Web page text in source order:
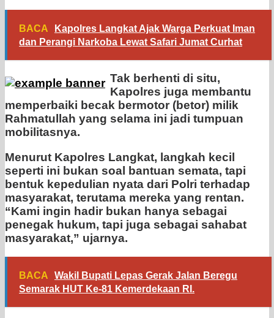
BACA
Kapolres Langkat Ajak Warga Perkuat Iman
dan Perangi Narkoba Lewat Safari Jumat Curhat
Tak berhenti di situ,
Kapolres juga membantu
memperbaiki becak bermotor (betor) milik
Rahmatullah yang selama ini jadi tumpuan
mobilitasnya.
Menurut Kapolres Langkat, langkah kecil
seperti ini bukan soal bantuan semata, tapi
bentuk kepedulian nyata dari Polri terhadap
masyarakat, terutama mereka yang rentan.
“Kami ingin hadir bukan hanya sebagai
penegak hukum, tapi juga sebagai sahabat
masyarakat,” ujarnya.
BACA
Wakil Bupati Lepas Gerak Jalan Beregu
Semarak HUT Ke-81 Kemerdekaan RI.